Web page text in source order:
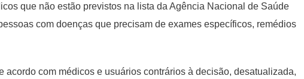
que não estão previstos na lista da Agência Nacional de Saúde
com doenças que precisam de exames específicos, remédios
acordo com médicos e usuários contrários à decisão, desatualizada,